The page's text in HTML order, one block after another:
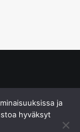
ja
hyväksyt